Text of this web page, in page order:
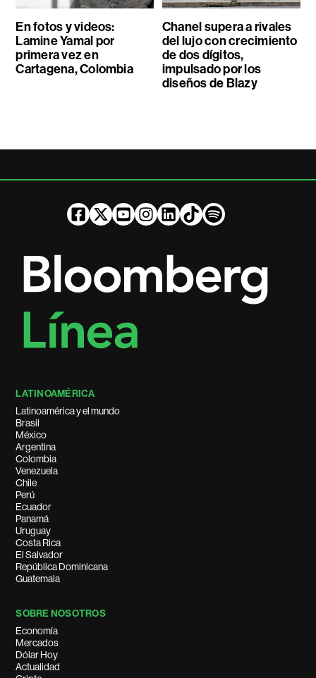
En fotos y videos:
Lamine Yamal por
primera vez en
Cartagena, Colombia
Chanel supera a rivales
del lujo con crecimiento
de dos dígitos,
impulsado por los
diseños de Blazy
LATINOAMÉRICA
Latinoamérica y el mundo
Brasil
México
Argentina
Colombia
Venezuela
Chile
Perú
Ecuador
Panamá
Uruguay
Costa Rica
El Salvador
República Dominicana
Guatemala
SOBRE NOSOTROS
Economía
Mercados
Dólar Hoy
Actualidad